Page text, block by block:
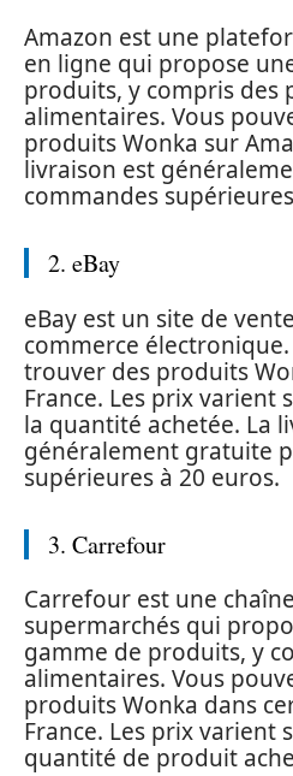
Amazon est une
en ligne qui propose
produits, y compris des
alimentaires. Vous
produits Wonka sur
livraison est
commandes
2. eBay
eBay est un site de
commerce
trouver des produits
France. Les prix varient
la quantité achetée. La
généralement gratuite
supérieures à 20 euros.
3. Carrefour
Carrefour est une
supermarchés qui
gamme de produits, y
alimentaires. Vous
produits Wonka dans
France. Les prix varient
quantité de produit